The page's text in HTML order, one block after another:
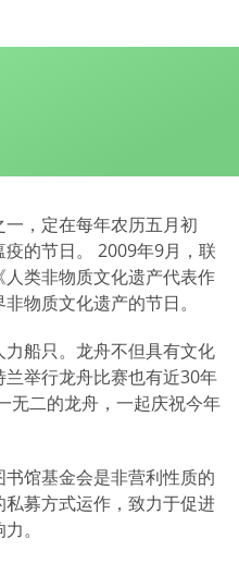
，定在每年农历五月初
的节日。 2009年9月，联
类非物质文化遗产代表作
物质文化遗产的节日。
船只。龙舟不但具有文化
举行龙舟比赛也有近30年
无二的龙舟，一起庆祝今年
馆基金会是非营利性质的
募方式运作，致力于促进
。